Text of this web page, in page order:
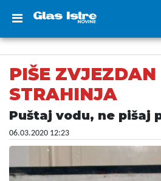
PIŠE ZVJEZDAN
STRAHINJA
Puštaj vodu, ne pišaj
06.03.2020 12:23